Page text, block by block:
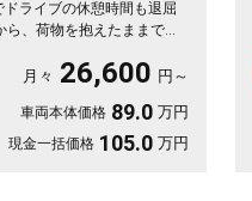
ライブの休憩時間も退屈
、荷物を抱えたままでも
〜で叶う黒ボディの上品
一台を、安心の《1年保証
月々 26,600 円～
車両本体価格 89.0 万円
現金一括価格 105.0 万円